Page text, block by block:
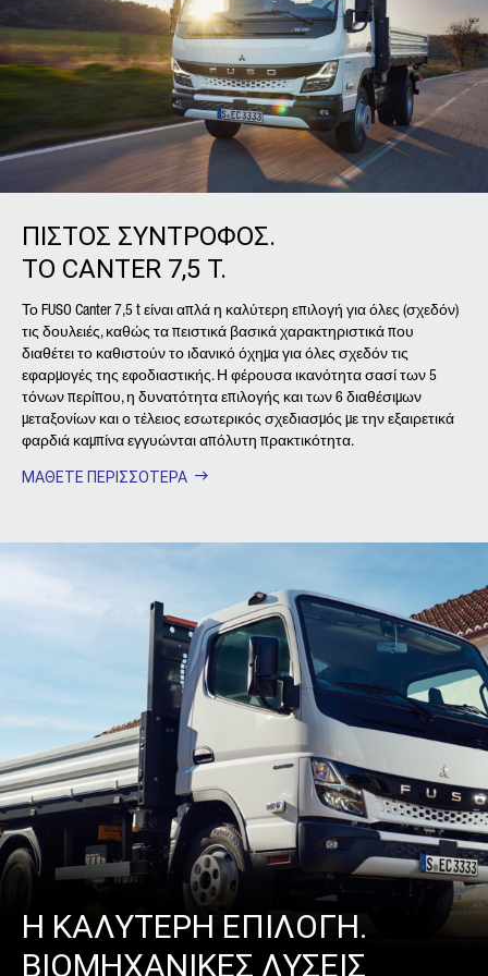
ΠΙΣΤΟΣ ΣΥΝΤΡΟΦΟΣ.
ΤΟ CANTER 7,5 T.
Το FUSO Canter 7,5 t είναι απλά η καλύτερη επιλογή για όλες (σχεδόν)
τις δουλειές, καθώς τα πειστικά βασικά χαρακτηριστικά που
διαθέτει το καθιστούν το ιδανικό όχημα για όλες σχεδόν τις
εφαρμογές της εφοδιαστικής. Η φέρουσα ικανότητα σασί των 5
τόνων περίπου, η δυνατότητα επιλογής και των 6 διαθέσιμων
μεταξονίων και ο τέλειος εσωτερικός σχεδιασμός με την εξαιρετικά
φαρδιά καμπίνα εγγυώνται απόλυτη πρακτικότητα.
ΜΑΘΕΤΕ ΠΕΡΙΣΣΟΤΕΡΑ
Η ΚΑΛΥΤΕΡΗ ΕΠΙΛΟΓΗ.
ΒΙΟΜΗΧΑΝΙΚΕΣ ΛΥΣΕΙΣ